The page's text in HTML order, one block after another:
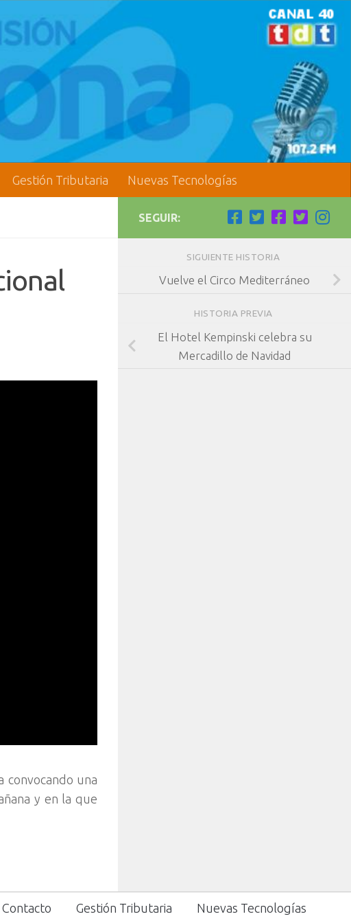
Gestión Tributaria Nuevas Tecnologías
convocando una
y en la que
SEGUIR:
SIGUIENTE HISTORIA
Vuelve el Circo Mediterráneo
HISTORIA PREVIA
El Hotel Kempinski celebra su
Mercadillo de Navidad
Contacto Gestión Tributaria Nuevas Tecnologías